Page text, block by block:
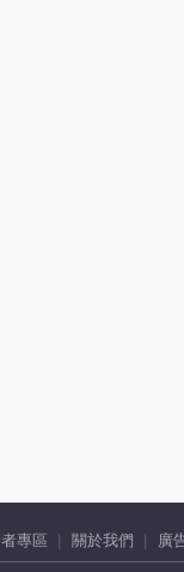
專區 關於我們 廣